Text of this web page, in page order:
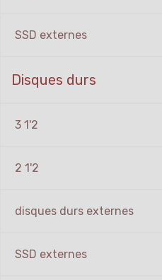
SSD externes
Disques durs
3 1'2
2 1'2
disques durs externes
SSD externes